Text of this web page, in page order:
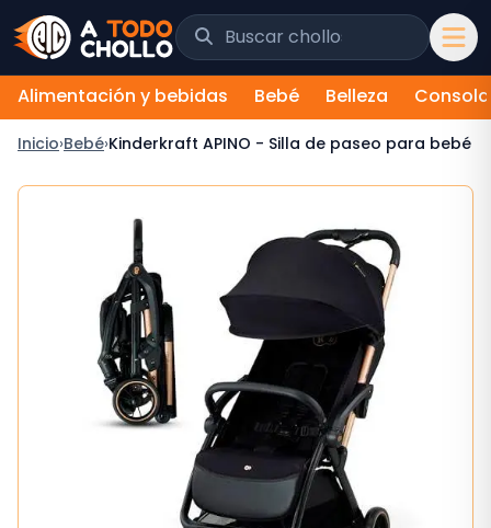
Saltar al contenido
Buscar chollos y tiendas
Alimentación y bebidas Bebé Belleza
Inicio›Bebé›Kinderkraft APINO - Silla de paseo para bebé